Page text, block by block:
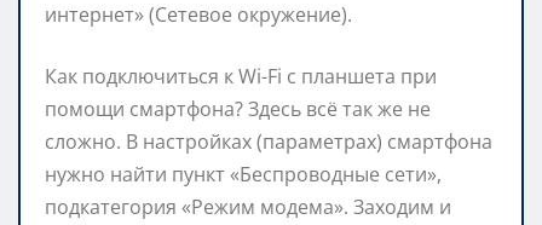
интернет» (Сетевое окружение).
Как подключиться к Wi-Fi с планшета при
помощи смартфона? Здесь всё так же не
сложно. В настройках (параметрах) смартфона
нужно найти пункт «Беспроводные сети»,
подкатегория «Режим модема». Заходим и